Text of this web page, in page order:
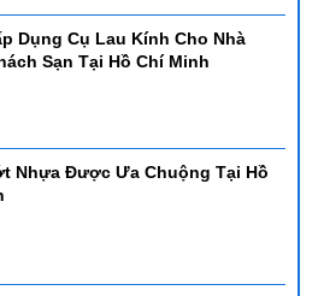
Dụng Cụ Lau Kính Cho Nhà
Sạn Tại Hồ Chí Minh
Nhựa Được Ưa Chuộng Tại Hồ